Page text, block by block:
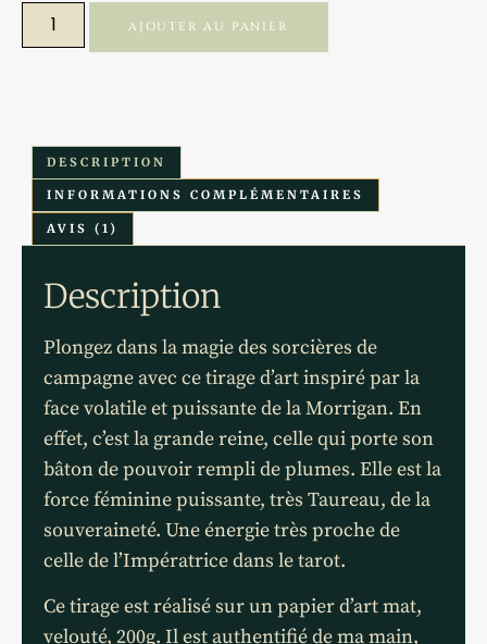
AJOUTER AU PANIER
DESCRIPTION
INFORMATIONS COMPLÉMENTAIRES
AVIS (1)
Description
Plongez dans la magie des sorcières de
campagne avec ce tirage d’art inspiré par la
face volatile et puissante de la Morrigan. En
effet, c’est la grande reine, celle qui porte son
bâton de pouvoir rempli de plumes. Elle est la
force féminine puissante, très Taureau, de la
souveraineté. Une énergie très proche de
celle de l’Impératrice dans le tarot.
Ce tirage est réalisé sur un papier d’art mat,
velouté, 200g. Il est authentifié de ma main,